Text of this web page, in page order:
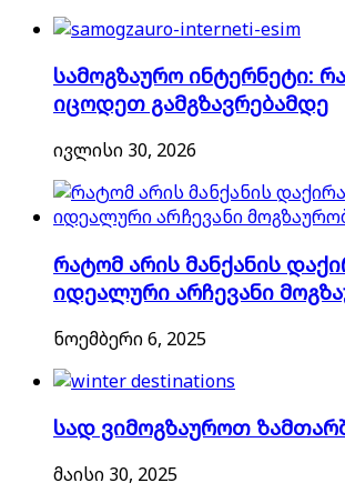
სამოგზაურო ინტერნეტი:
იცოდეთ გამგზავრებამდე
ივლისი 30, 2026
რატომ არის მანქანის
იდეალური არჩევანი
ნოემბერი 6, 2025
სად ვიმოგზაუროთ
მაისი 30, 2025